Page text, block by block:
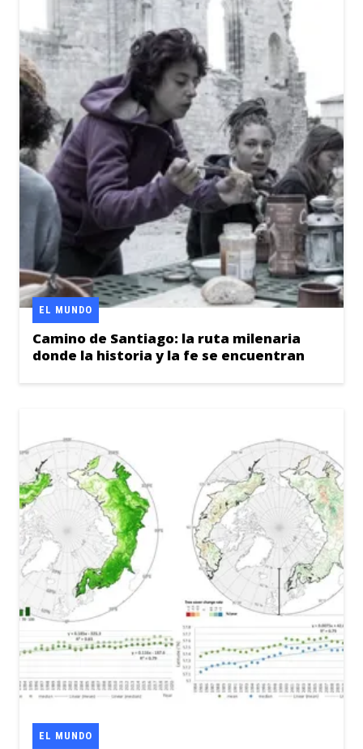
Camino de Santiago: la ruta milenaria
donde la historia y la fe se encuentran
EL MUNDO
EL MUNDO